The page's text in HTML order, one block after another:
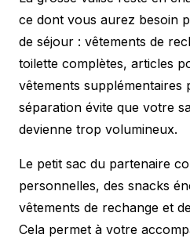
ce dont vous aurez besoin
de séjour : vêtements de
toilette complètes, articles
vêtements supplémentaires
séparation évite que votre
devienne trop volumineux.
Le petit sac du partenaire
personnelles, des snacks
vêtements de rechange et
Cela permet à votre